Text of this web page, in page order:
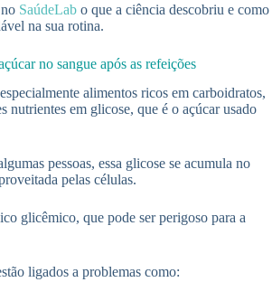
SaúdeLab o que a ciência descobriu e como
na sua rotina.
no sangue após as refeições
alimentos ricos em carboidratos,
nutrientes em glicose, que é o açúcar usado
pessoas, essa glicose se acumula no
pelas células.
glicêmico, que pode ser perigoso para a
ligados a problemas como: